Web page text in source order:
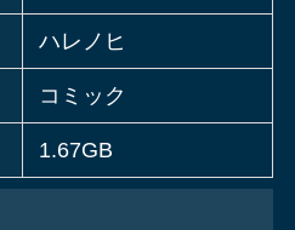
ハレノヒ
コミック
1.67GB